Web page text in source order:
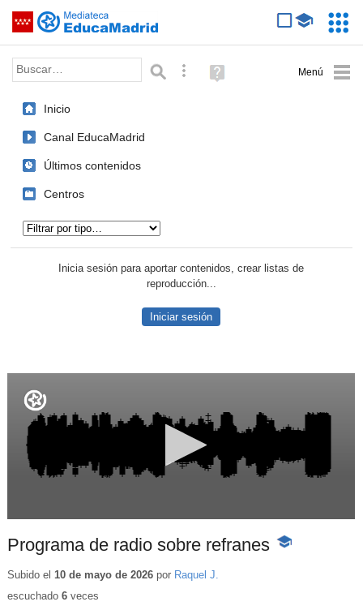
Saltar navegación
Palabra o frase: Búsqueda avanzada
Ayuda
(en
Inicio
Canal EducaMadrid
Últimos contenidos
Centros
Inicia sesión para aportar contenidos, crear listas de
reproducción...
Iniciar sesión
Programa de radio sobre refranes -
Subido el 10 de mayo de 2026por Raquel J.
escuchado 6veces